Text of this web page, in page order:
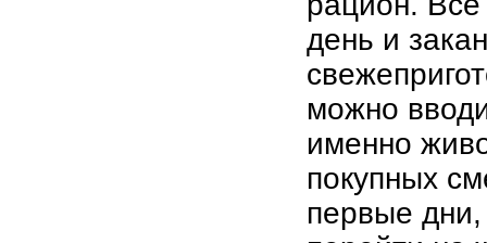
день и
можно
именно
покупных
первые